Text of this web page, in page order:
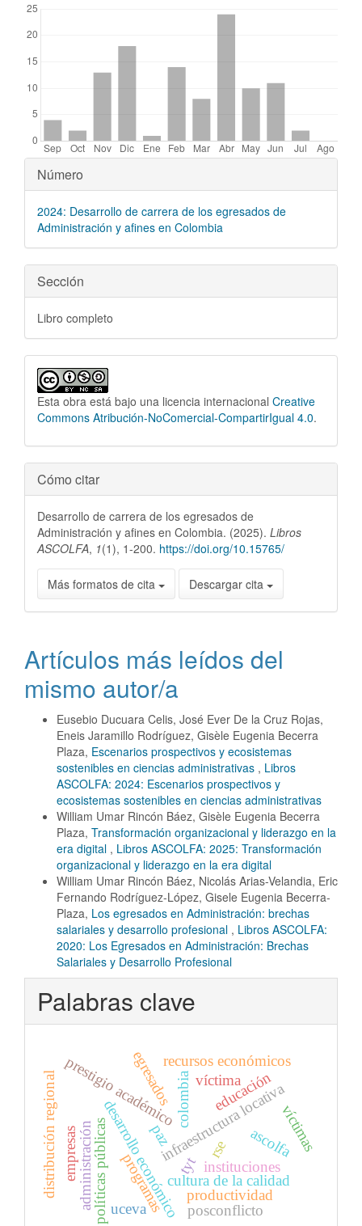
Detalles
del
artículo
Número
2024: Desarrollo de carrera de los egresados de
Administración y afines en Colombia
Sección
Libro completo
Esta obra está bajo una licencia internacional Creative
Commons Atribución-NoComercial-CompartirIgual 4.0.
Cómo citar
Desarrollo de carrera de los egresados de
Administración y afines en Colombia. (2025). Libros
ASCOLFA, 1(1), 1-200. https://doi.org/10.15765/
Más formatos de cita Descargar cita
Artículos más leídos del
mismo autor/a
Eusebio Ducuara Celis, José Ever De la Cruz Rojas,
Eneis Jaramillo Rodríguez, Gisèle Eugenia Becerra
Plaza, Escenarios prospectivos y ecosistemas
sostenibles en ciencias administrativas , Libros
ASCOLFA: 2024: Escenarios prospectivos y
ecosistemas sostenibles en ciencias administrativas
William Umar Rincón Báez, Gisèle Eugenia Becerra
Plaza, Transformación organizacional y liderazgo en la
era digital , Libros ASCOLFA: 2025: Transformación
organizacional y liderazgo en la era digital
William Umar Rincón Báez, Nicolás Arias-Velandia, Eric
Fernando Rodríguez-López, Gisele Eugenia Becerra-
Plaza, Los egresados en Administración: brechas
salariales y desarrollo profesional , Libros ASCOLFA:
2020: Los Egresados en Administración: Brechas
Salariales y Desarrollo Profesional
Palabras clave
educación
ascolfa
cultura de la calidad
desarrollo económicocolombia
recursos económicos
infraestructura locativa
políticas públicas
prestigio académico
egresados
administración tyt
distribución regional instituciones
programas productividad
empresas
posconflicto
rse
víctima
víctimas
paz
uceva